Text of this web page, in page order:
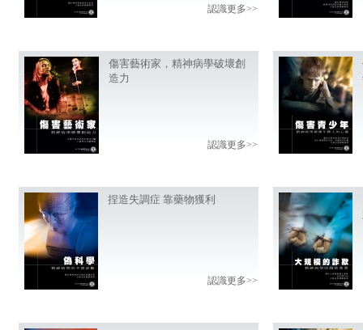
認識更多>>
傷害藝術家，精神病學破壞創
造力
認識更多>>
捏造失調症 靠藥物獲利
認識更多>>